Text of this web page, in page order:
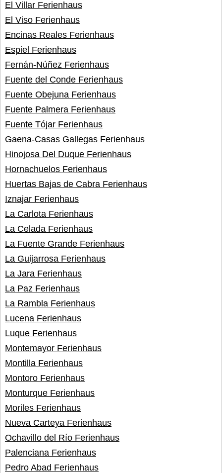
El Villar Ferienhaus
El Viso Ferienhaus
Encinas Reales Ferienhaus
Espiel Ferienhaus
Fernán-Núñez Ferienhaus
Fuente del Conde Ferienhaus
Fuente Obejuna Ferienhaus
Fuente Palmera Ferienhaus
Fuente Tójar Ferienhaus
Gaena-Casas Gallegas Ferienhaus
Hinojosa Del Duque Ferienhaus
Hornachuelos Ferienhaus
Huertas Bajas de Cabra Ferienhaus
Iznajar Ferienhaus
La Carlota Ferienhaus
La Celada Ferienhaus
La Fuente Grande Ferienhaus
La Guijarrosa Ferienhaus
La Jara Ferienhaus
La Paz Ferienhaus
La Rambla Ferienhaus
Lucena Ferienhaus
Luque Ferienhaus
Montemayor Ferienhaus
Montilla Ferienhaus
Montoro Ferienhaus
Monturque Ferienhaus
Moriles Ferienhaus
Nueva Carteya Ferienhaus
Ochavillo del Río Ferienhaus
Palenciana Ferienhaus
Pedro Abad Ferienhaus